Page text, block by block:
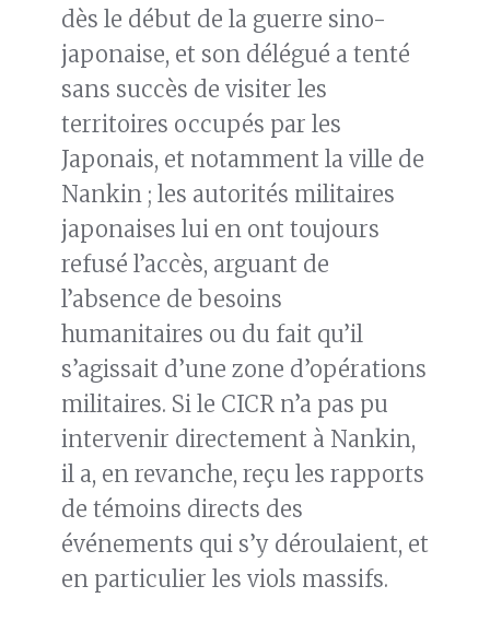
dès le début de la guerre sino-
japonaise, et son délégué a tenté
sans succès de visiter les
territoires occupés par les
Japonais, et notamment la ville de
Nankin ; les autorités militaires
japonaises lui en ont toujours
refusé l’accès, arguant de
l’absence de besoins
humanitaires ou du fait qu’il
s’agissait d’une zone d’opérations
militaires. Si le CICR n’a pas pu
intervenir directement à Nankin,
il a, en revanche, reçu les rapports
de témoins directs des
événements qui s’y déroulaient, et
en particulier les viols massifs.